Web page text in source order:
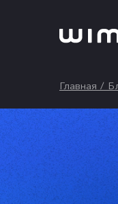
Главная